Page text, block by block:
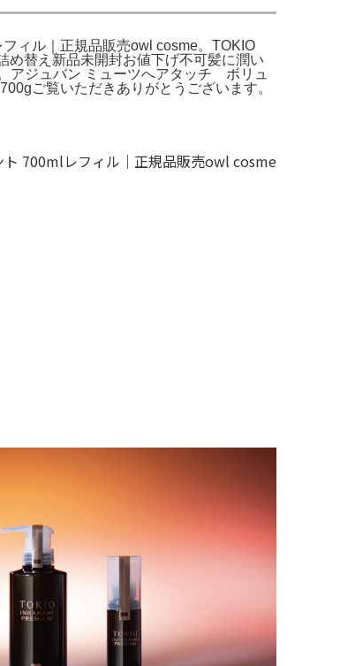
ィル｜正規品販売owl cosme。TOKIO
め替え新品未開封お値下げ不可髪に潤い
アジュバン ミューツへアタッチ ボリュ
ご覧いただきありがとうございます。